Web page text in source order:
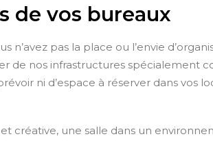
de vos bureaux
pas la place ou l’envie
de nos infrastructures spécialement
ni d’espace à réserver dans vos
créative, une salle dans un